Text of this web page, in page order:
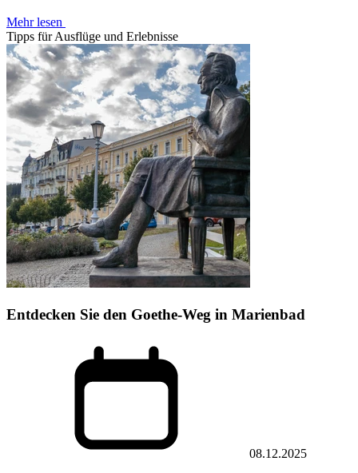
Mehr lesen
Tipps für Ausflüge und Erlebnisse
Entdecken Sie den Goethe-Weg in Marienbad
08.12.2025